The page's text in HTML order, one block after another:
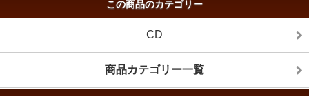
この商品のカテゴリー
CD
商品カテゴリー一覧